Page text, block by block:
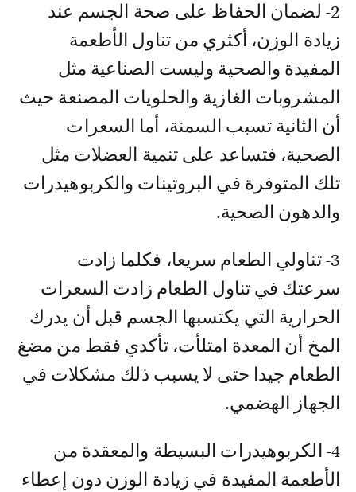
2- لضمان الحفاظ على صحة الجسم عند
زيادة الوزن، أكثري من تناول الأطعمة
المفيدة والصحية وليست الصناعية مثل
المشروبات الغازية والحلويات المصنعة حيث
أن الثانية تسبب السمنة، أما السعرات
الصحية، فتساعد على تنمية العضلات مثل
تلك المتوفرة في البروتينات والكربوهيدرات
والدهون الصحية.
3- تناولي الطعام سريعا، فكلما زادت
سرعتك في تناول الطعام زادت السعرات
الحرارية التي يكتسبها الجسم قبل أن يدرك
المخ أن المعدة امتلأت، تأكدي فقط من مضغ
الطعام جيدا حتى لا يسبب ذلك مشكلات في
الجهاز الهضمي.
4- الكربوهيدرات البسيطة والمعقدة من
الأطعمة المفيدة في زيادة الوزن دون إعطاء